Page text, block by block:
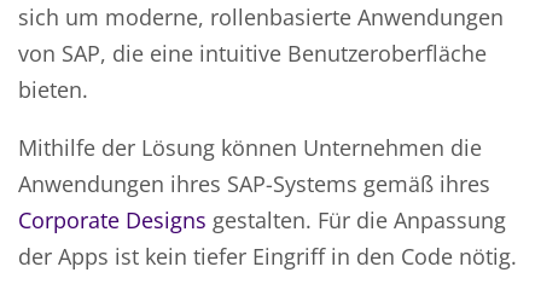
sich um moderne, rollenbasierte Anwendungen
von SAP, die eine intuitive Benutzeroberfläche
bieten.
Mithilfe der Lösung können Unternehmen die
Anwendungen ihres SAP-Systems gemäß ihres
Corporate Designs gestalten. Für die Anpassung
der Apps ist kein tiefer Eingriff in den Code nötig.